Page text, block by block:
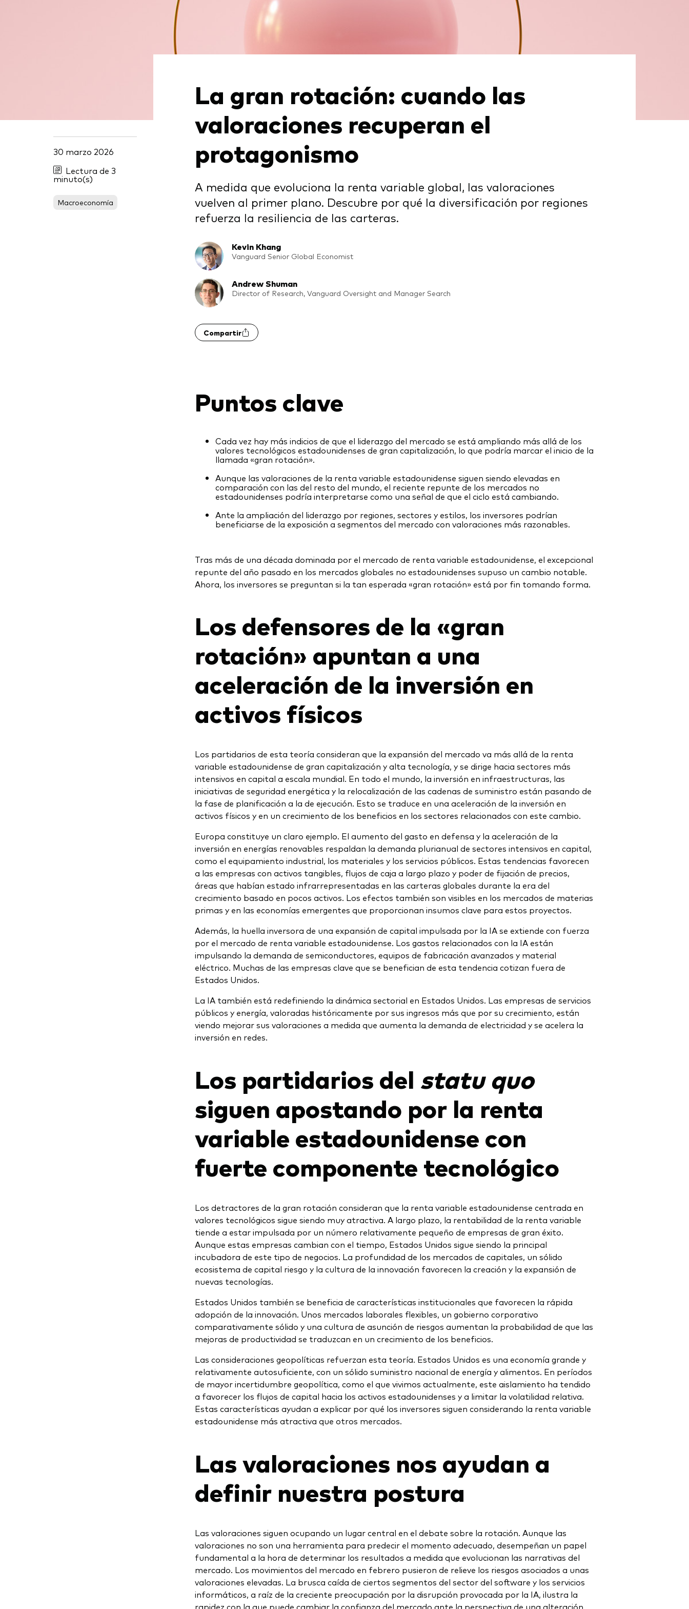
30 marzo 2026
Lectura de 3
minuto(s)
Macroeconomía
La gran rotación: cuando las
valoraciones recuperan el
protagonismo
A medida que evoluciona la renta variable global, las valoraciones
vuelven al primer plano. Descubre por qué la diversificación por regiones
refuerza la resiliencia de las carteras.
Kevin Khang
Vanguard Senior Global Economist
Andrew Shuman
Director of Research, Vanguard Oversight and Manager Search
Compartir
Puntos clave
Cada vez hay más indicios de que el liderazgo del mercado se está ampliando más allá de los
valores tecnológicos estadounidenses de gran capitalización, lo que podría marcar el inicio de la
llamada «gran rotación».
Aunque las valoraciones de la renta variable estadounidense siguen siendo elevadas en
comparación con las del resto del mundo, el reciente repunte de los mercados no
estadounidenses podría interpretarse como una señal de que el ciclo está cambiando.
Ante la ampliación del liderazgo por regiones, sectores y estilos, los inversores podrían
beneficiarse de la exposición a segmentos del mercado con valoraciones más razonables.
Tras más de una década dominada por el mercado de renta variable estadounidense, el excepcional
repunte del año pasado en los mercados globales no estadounidenses supuso un cambio notable.
Ahora, los inversores se preguntan si la tan esperada «gran rotación» está por fin tomando forma.
Los defensores de la «gran
rotación» apuntan a una
aceleración de la inversión en
activos físicos
Los partidarios de esta teoría consideran que la expansión del mercado va más allá de la renta
variable estadounidense de gran capitalización y alta tecnología, y se dirige hacia sectores más
intensivos en capital a escala mundial. En todo el mundo, la inversión en infraestructuras, las
iniciativas de seguridad energética y la relocalización de las cadenas de suministro están pasando de
la fase de planificación a la de ejecución. Esto se traduce en una aceleración de la inversión en
activos físicos y en un crecimiento de los beneficios en los sectores relacionados con este cambio.
Europa constituye un claro ejemplo. El aumento del gasto en defensa y la aceleración de la
inversión en energías renovables respaldan la demanda plurianual de sectores intensivos en capital,
como el equipamiento industrial, los materiales y los servicios públicos. Estas tendencias favorecen
a las empresas con activos tangibles, flujos de caja a largo plazo y poder de fijación de precios,
áreas que habían estado infrarrepresentadas en las carteras globales durante la era del
crecimiento basado en pocos activos. Los efectos también son visibles en los mercados de materias
primas y en las economías emergentes que proporcionan insumos clave para estos proyectos.
Además, la huella inversora de una expansión de capital impulsada por la IA se extiende con fuerza
por el mercado de renta variable estadounidense. Los gastos relacionados con la IA están
impulsando la demanda de semiconductores, equipos de fabricación avanzados y material
eléctrico. Muchas de las empresas clave que se benefician de esta tendencia cotizan fuera de
Estados Unidos.
La IA también está redefiniendo la dinámica sectorial en Estados Unidos. Las empresas de servicios
públicos y energía, valoradas históricamente por sus ingresos más que por su crecimiento, están
viendo mejorar sus valoraciones a medida que aumenta la demanda de electricidad y se acelera la
inversión en redes.
Los partidarios del statu quo
siguen apostando por la renta
variable estadounidense con
fuerte componente tecnológico
Los detractores de la gran rotación consideran que la renta variable estadounidense centrada en
valores tecnológicos sigue siendo muy atractiva. A largo plazo, la rentabilidad de la renta variable
tiende a estar impulsada por un número relativamente pequeño de empresas de gran éxito.
Aunque estas empresas cambian con el tiempo, Estados Unidos sigue siendo la principal
incubadora de este tipo de negocios. La profundidad de los mercados de capitales, un sólido
ecosistema de capital riesgo y la cultura de la innovación favorecen la creación y la expansión de
nuevas tecnologías.
Estados Unidos también se beneficia de características institucionales que favorecen la rápida
adopción de la innovación. Unos mercados laborales flexibles, un gobierno corporativo
comparativamente sólido y una cultura de asunción de riesgos aumentan la probabilidad de que las
mejoras de productividad se traduzcan en un crecimiento de los beneficios.
Las consideraciones geopolíticas refuerzan esta teoría. Estados Unidos es una economía grande y
relativamente autosuficiente, con un sólido suministro nacional de energía y alimentos. En períodos
de mayor incertidumbre geopolítica, como el que vivimos actualmente, este aislamiento ha tendido
a favorecer los flujos de capital hacia los activos estadounidenses y a limitar la volatilidad relativa.
Estas características ayudan a explicar por qué los inversores siguen considerando la renta variable
estadounidense más atractiva que otros mercados.
Las valoraciones nos ayudan a
definir nuestra postura
Las valoraciones siguen ocupando un lugar central en el debate sobre la rotación. Aunque las
valoraciones no son una herramienta para predecir el momento adecuado, desempeñan un papel
fundamental a la hora de determinar los resultados a medida que evolucionan las narrativas del
mercado. Los movimientos del mercado en febrero pusieron de relieve los riesgos asociados a unas
valoraciones elevadas. La brusca caída de ciertos segmentos del sector del software y los servicios
informáticos, a raíz de la creciente preocupación por la disrupción provocada por la IA, ilustra la
rapidez con la que puede cambiar la confianza del mercado ante la perspectiva de una alteración